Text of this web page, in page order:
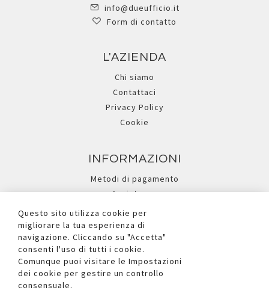
info@dueufficio.it
Form di contatto
L'AZIENDA
Chi siamo
Contattaci
Privacy Policy
Cookie
INFORMAZIONI
Metodi di pagamento
Assistenza
Ricerca avanzata
I NOSTRI SOCIAL
Questo sito utilizza cookie per
migliorare la tua esperienza di
navigazione. Cliccando su "Accetta"
consenti l'uso di tutti i cookie.
Comunque puoi visitare le Impostazioni
dei cookie per gestire un controllo
consensuale.